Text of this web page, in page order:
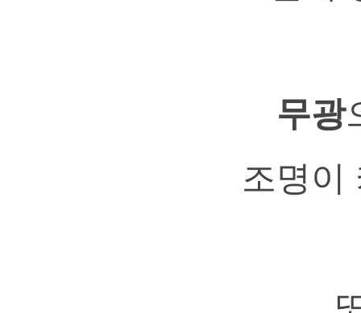
무광
조명이